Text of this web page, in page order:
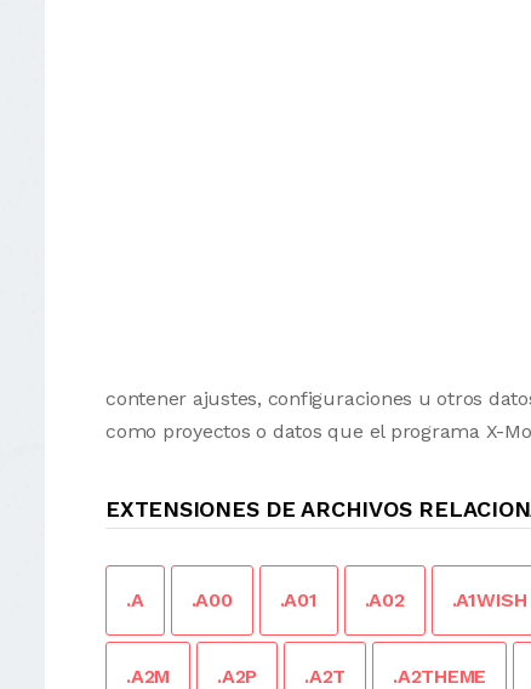
contener ajustes, configuraciones u otros
como proyectos o datos que el programa X-
EXTENSIONES DE ARCHIVOS
.A .A00 .A01 .A02 .A1WISH
.A2M .A2P .A2T .A2THEME